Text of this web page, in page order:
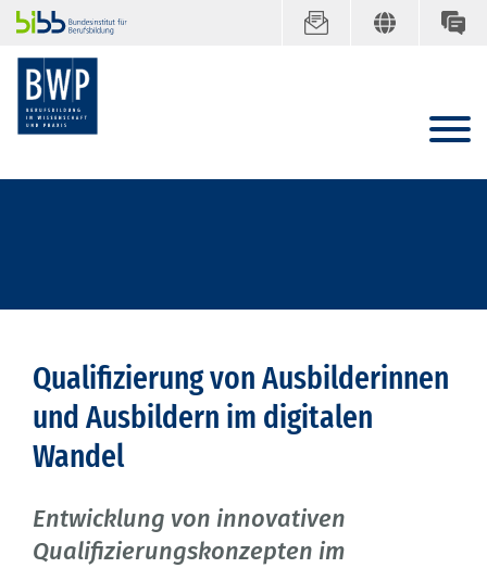
Qualifizierung von Ausbilderinnen
und Ausbildern im digitalen
Wandel
Entwicklung von innovativen
Qualifizierungskonzepten im